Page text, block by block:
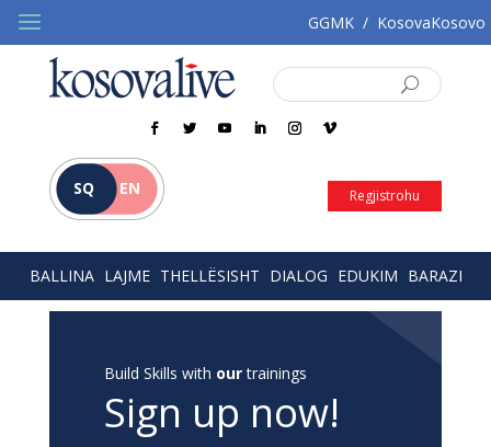
GGMK / KosovaKosovo
SQ EN Regjistrohu
BALLINA LAJME THELLËSISHT DIALOG EDUKIM BARAZI
Build Skills with ourtrainings
Sign up now!